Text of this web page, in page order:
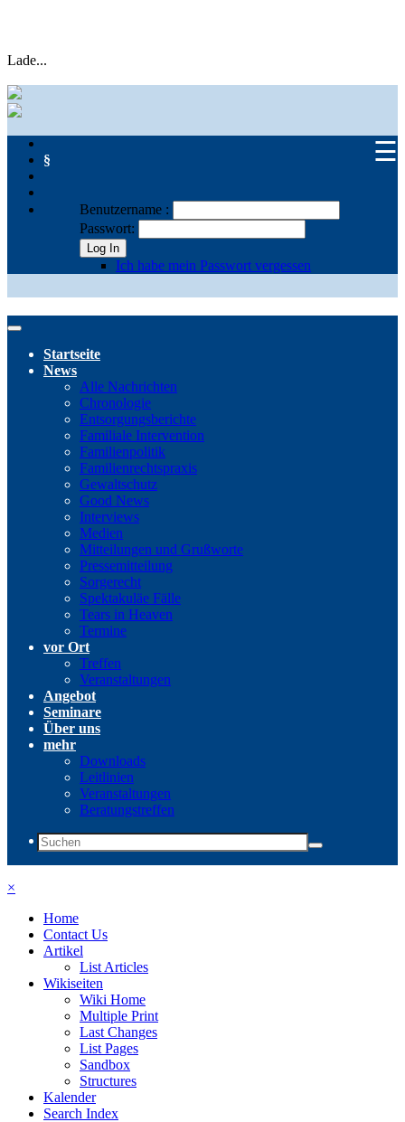
Lade...
☰
§
Benutzername :
Passwort:
Log In
Ich habe mein Passwort vergessen
Startseite
News
Alle Nachrichten
Chronologie
Entsorgungsberichte
Familiale Intervention
Familienpolitik
Familienrechtspraxis
Gewaltschutz
Good News
Interviews
Medien
Mitteilungen und Grußworte
Pressemitteilung
Sorgerecht
Spektakuläe Fälle
Tears in Heaven
Termine
vor Ort
Treffen
Veranstaltungen
Angebot
Seminare
Über uns
mehr
Downloads
Leitlinien
Veranstaltungen
Beratungstreffen
×
Home
Contact Us
Artikel
List Articles
Wikiseiten
Wiki Home
Multiple Print
Last Changes
List Pages
Sandbox
Structures
Kalender
Search Index